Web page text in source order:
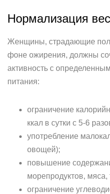
Нормализация
Женщины, страдающие
фоне ожирения, должны
активность с
питания:
ограничение
ккал в сутки с 5-6
употребление
овощей);
повышение
морепродуктов, мяса,
ограничение